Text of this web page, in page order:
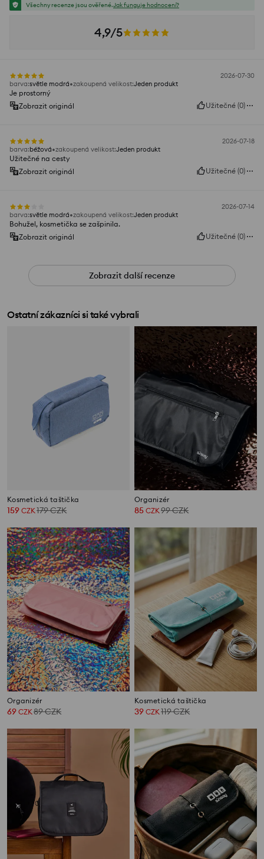
Všechny recenze jsou ověřené.Jak funguje hodnocení?
4,9/5
2026-07-30
barva:světle modrá zakoupená velikost:Jeden produkt
Je prostorný
Zobrazit originál
Užitečné (0)
2026-07-18
barva:béžová zakoupená velikost:Jeden produkt
Užitečné na cesty
Zobrazit originál
Užitečné (0)
2026-07-14
barva:světle modrá zakoupená velikost:Jeden produkt
Bohužel, kosmetička se zašpinila.
Zobrazit originál
Užitečné (0)
Zobrazit další recenze
Ostatní zákazníci si také vybrali
Kosmetická taštička
159 CZK179CZK
Organizér
85 CZK99CZK
Organizér
69 CZK 89CZK
Kosmetická taštička
39 CZK 119CZK